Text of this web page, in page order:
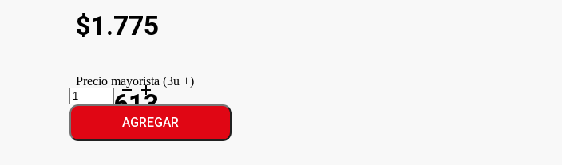
$1.775
Precio mayorista (3u +)
$1.613
TOFI
ALFAJOR
NEGRO
cantidad
AGREGAR